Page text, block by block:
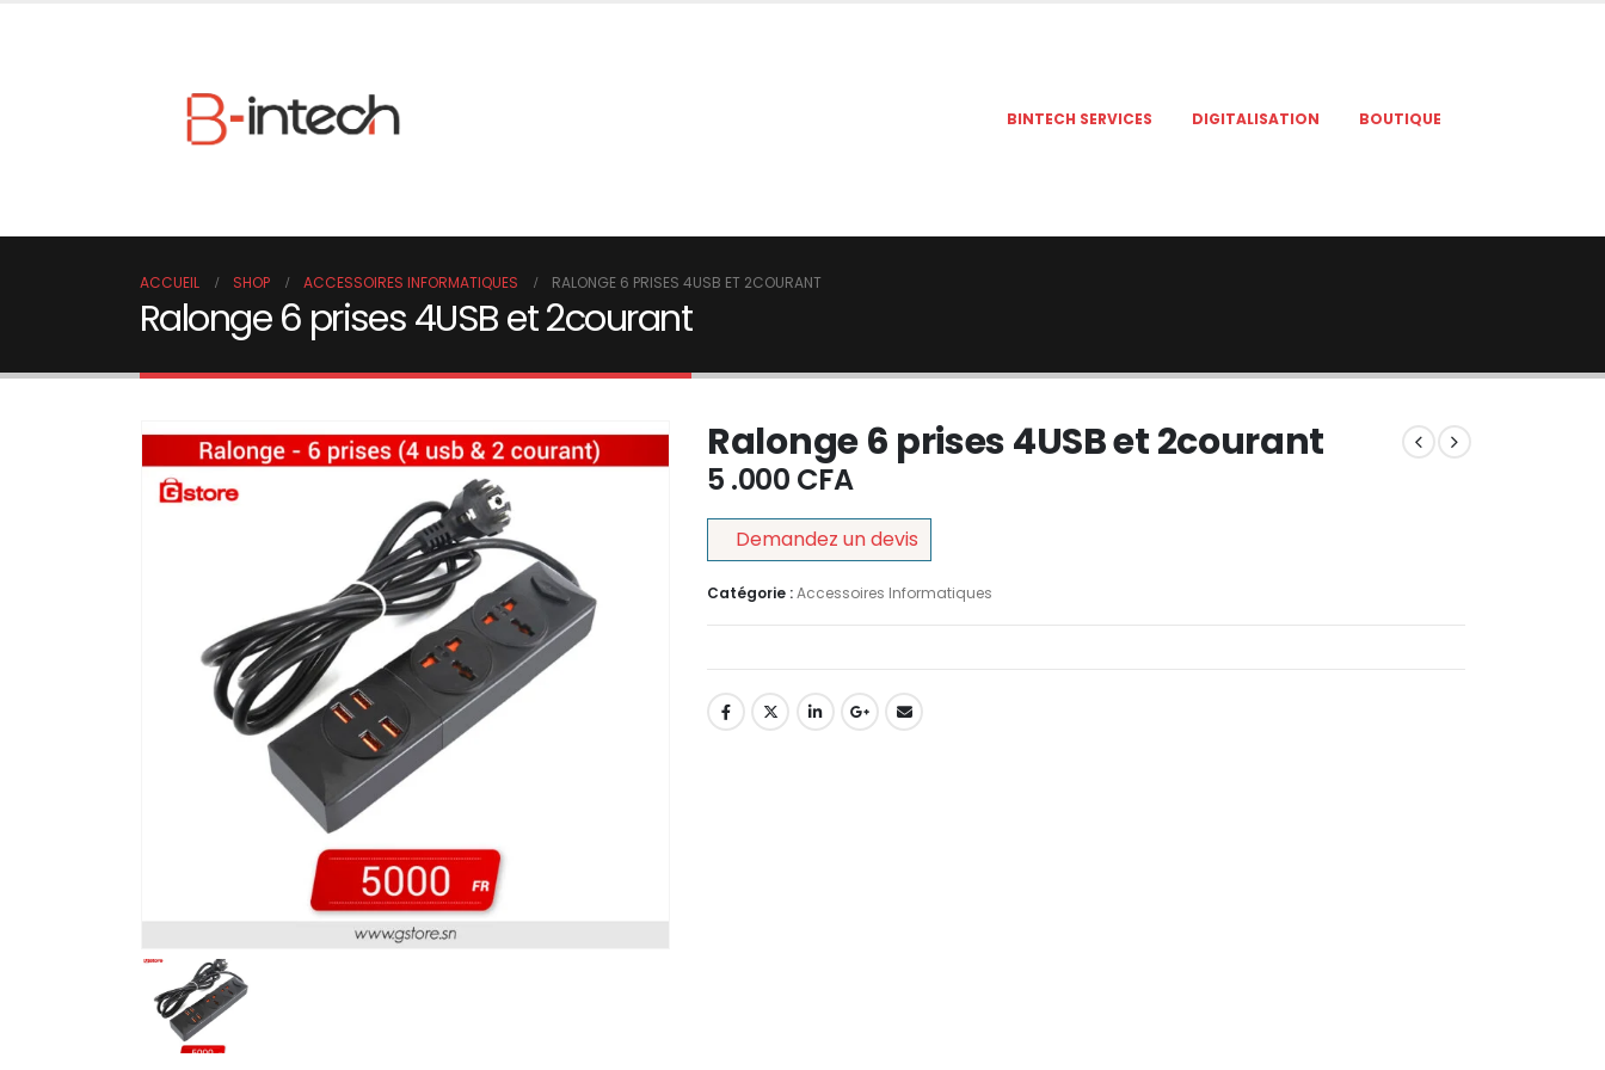
BINTECH SERVICES DIGITALISATION BOUTIQUE
ACCUEIL SHOP ACCESSOIRES INFORMATIQUES RALONGE 6 PRISES 4USB ET 2COURANT
Ralonge 6 prises 4USB et 2courant
Ralonge 6 prises 4USB et 2courant
5 .000 CFA
Demandez un devis
Catégorie :Accessoires Informatiques